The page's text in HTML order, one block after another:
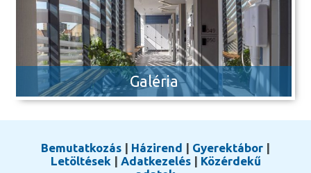
Galéria
Bemutatkozás Házirend Gyerektábor
Letöltések
Adatkezelés| Közérdekű